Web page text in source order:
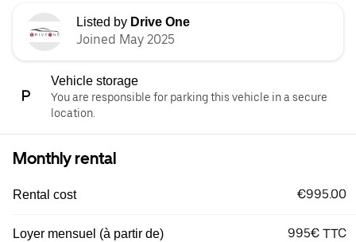
Listed by Drive One
Joined May 2025
Vehicle storage
You are responsible for parking this vehicle in a secure
location.
Monthly rental
Rental cost €995.00
Loyer mensuel (à partir de) 995€ TTC